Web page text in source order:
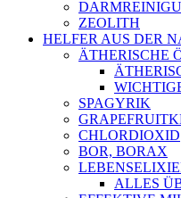
ZEOLITH
HELFER AUS DER
ÄTHERISCHE
SPAGYRIK
CHLORDIOXID
BOR, BORAX
ALLES